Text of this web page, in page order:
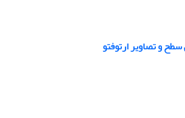
و تصاویر ارتوفتو